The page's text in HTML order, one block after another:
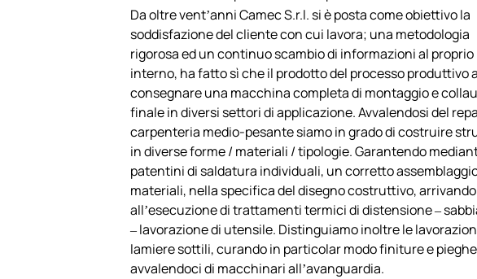
Da oltre vent’anni Camec S.r.l. si è posta come obiettivo la
soddisfazione del cliente con cui lavora; una metodologia
rigorosa ed un continuo scambio di informazioni al proprio
interno, ha fatto sì che il prodotto del processo produttivo
consegnare una macchina completa di montaggio e
finale in diversi settori di applicazione. Avvalendosi del
carpenteria medio-pesante siamo in grado di costruire
in diverse forme / materiali / tipologie. Garantendo
patentini di saldatura individuali, un corretto
materiali, nella specifica del disegno costruttivo, arrivando
all’esecuzione di trattamenti termici di distensione –
– lavorazione di utensile. Distinguiamo inoltre le
lamiere sottili, curando in particolar modo finiture e pieghe
avvalendoci di macchinari all’avanguardia.